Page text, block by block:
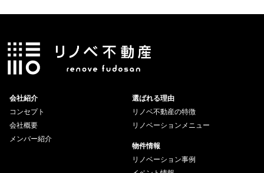
会社紹介
コンセプト
会社概要
メンバー紹介
選ばれる理由
リノベ不動産の特徴
リノベーションメニュー
物件情報
リノベーション事例